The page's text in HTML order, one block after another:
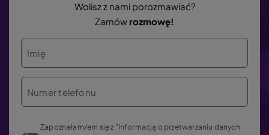
Wolisz z nami porozmawiać?
Zamów rozmowę!
Imię
Numer telefonu
Zapoznałam/em się z "Informacją o przetwarzaniu danych